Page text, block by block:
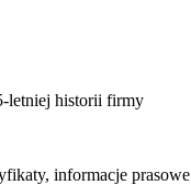
letniej historii firmy
informacje prasowe